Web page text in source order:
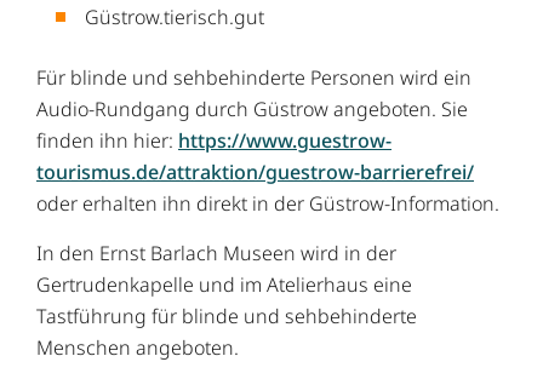
Güstrow.tierisch.gut
Für blinde und sehbehinderte Personen wird ein
Audio-Rundgang durch Güstrow angeboten. Sie
finden ihn hier: https://www.guestrow-
tourismus.de/attraktion/guestrow-barrierefrei/
oder erhalten ihn direkt in der Güstrow-Information.
In den Ernst Barlach Museen wird in der
Gertrudenkapelle und im Atelierhaus eine
Tastführung für blinde und sehbehinderte
Menschen angeboten.